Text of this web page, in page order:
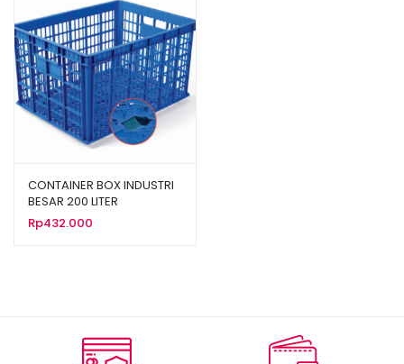
CONTAINER BOX INDUSTRI
BESAR 200 LITER
BERLUBANG RODA HANATA
3001 UKURAN 80 x 60 x 45
Rp432.000